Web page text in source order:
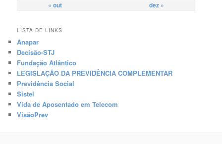
« out dez »
LISTA DE LINKS
Anapar
Decisão-STJ
Fundação Atlântico
LEGISLAÇÃO DA PREVIDÊNCIA COMPLEMENTAR
Previdência Social
Sistel
Vida de Aposentado em Telecom
VisãoPrev